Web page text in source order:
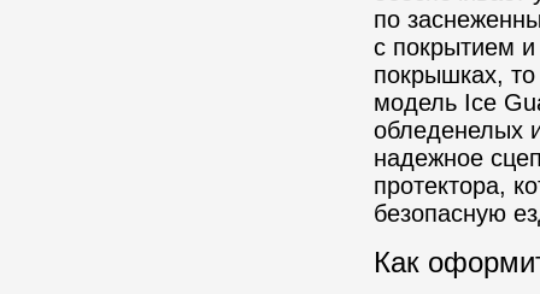
по
с покрытием
покрышках,
модель Ice
обледенелых
надежное
протектора,
безопасную
Как